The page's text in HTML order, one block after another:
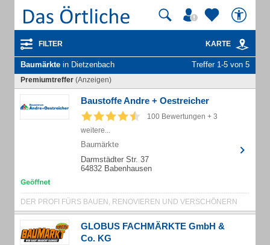
FILTER KARTE
Baumärkte in Dietzenbach Treffer 1-5 von 5
Premiumtreffer (Anzeigen)
Baustoffe Andre + Oestreicher
100 Bewertungen + 3
weitere...
Baumärkte
Darmstädter Str. 37
64832 Babenhausen
DER PROFI FÜRS BAUEN, RENOVIEREN UND VERSCHÖNERN
GLOBUS FACHMÄRKTE GmbH &
Co. KG